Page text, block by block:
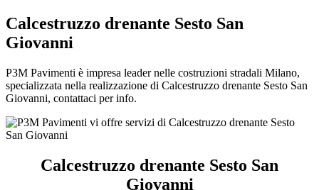
Calcestruzzo drenante Sesto San
Giovanni
P3M Pavimenti è impresa leader nelle costruzioni stradali Milano,
specializzata nella realizzazione di Calcestruzzo drenante Sesto San
Giovanni, contattaci per info.
Calcestruzzo drenante Sesto San
Giovanni